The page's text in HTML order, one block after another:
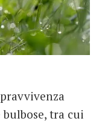
bulbose, tra cui